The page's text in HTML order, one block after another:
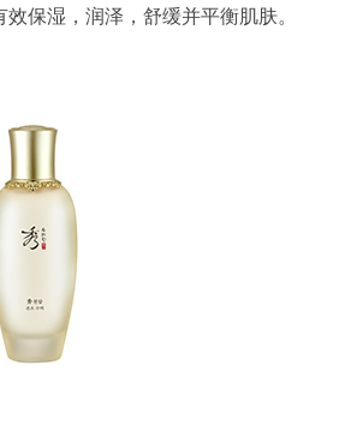
保湿，润泽，舒缓并平衡肌肤。